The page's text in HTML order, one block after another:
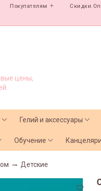
Покупателям
цены,
Гелий и аксессуары
Обучение
Детские